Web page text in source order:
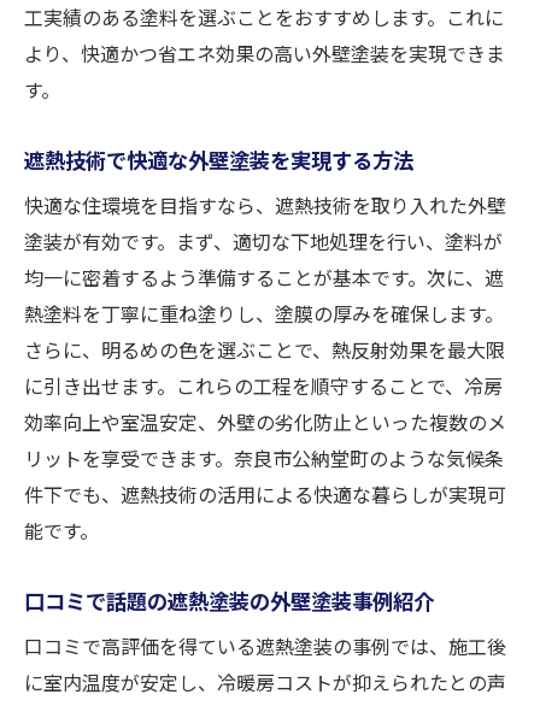
工実績のある塗料を選ぶことをおすすめします。これに
より、快適かつ省エネ効果の高い外壁塗装を実現できま
す。
遮熱技術で快適な外壁塗装を実現する方法
快適な住環境を目指すなら、遮熱技術を取り入れた外壁
塗装が有効です。まず、適切な下地処理を行い、塗料が
均一に密着するよう準備することが基本です。次に、遮
熱塗料を丁寧に重ね塗りし、塗膜の厚みを確保します。
さらに、明るめの色を選ぶことで、熱反射効果を最大限
に引き出せます。これらの工程を順守することで、冷房
効率向上や室温安定、外壁の劣化防止といった複数のメ
リットを享受できます。奈良市公納堂町のような気候条
件下でも、遮熱技術の活用による快適な暮らしが実現可
能です。
口コミで話題の遮熱塗装の外壁塗装事例紹介
口コミで高評価を得ている遮熱塗装の事例では、施工後
に室内温度が安定し、冷暖房コストが抑えられたとの声